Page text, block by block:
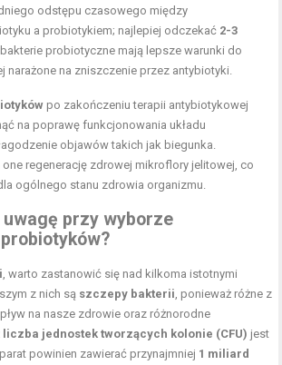
odstępu czasowego między
a probiotykiem; najlepiej odczekać 2-3
bakterie probiotyczne mają lepsze warunki do
narażone na zniszczenie przez antybiotyki.
po zakończeniu terapii antybiotykowej
na poprawę funkcjonowania układu
objawów takich jak biegunka.
regenerację zdrowej mikroflory jelitowej, co
ogólnego stanu zdrowia organizmu.
przy wyborze
, warto zastanowić się nad kilkoma istotnymi
z nich są szczepy bakterii , ponieważ różne z
na nasze zdrowie oraz różnorodne
liczba jednostek tworzących kolonie (CFU) jest
powinien zawierać przynajmniej 1 miliard